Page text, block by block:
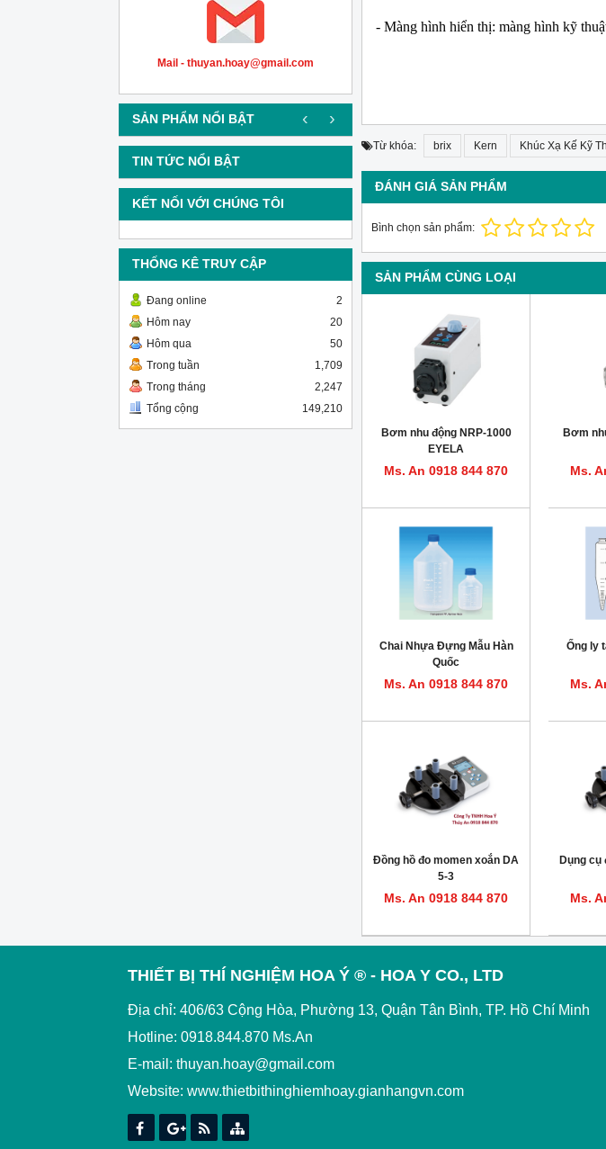
Mail - thuyan.hoay@gmail.com
SẢN PHẨM NỔI BẬT ‹ ›
TIN TỨC NỔI BẬT
KẾT NỐI VỚI CHÚNG TÔI
THỐNG KÊ TRUY CẬP
Đang online
2
Hôm nay
20
Hôm qua
50
Trong tuần
1,709
Trong tháng
2,247
Tổng cộng
149,210
- Màng hình hiển thị: màng hình kỹ
Từ khóa: brix Kern Khúc Xạ Kế Kỹ
ĐÁNH GIÁ SẢN PHẨM
Bình chọn sản phẩm:
SẢN PHẨM CÙNG LOẠI
Bơm nhu động NRP-1000
EYELA
Ms. An 0918 844 870
Bơm
Ms.
Chai Nhựa Đựng Mẫu Hàn
Quốc
Ms. An 0918 844 870
Ống ly
Ms.
Đồng hồ đo momen xoắn DA
5-3
Ms. An 0918 844 870
Dụng cụ
Ms.
THIẾT BỊ THÍ NGHIỆM HOA Ý ® - HOA Y CO., LTD
Địa chỉ: 406/63 Cộng Hòa, Phường 13, Quận Tân Bình, TP. Hồ Chí Minh
Hotline: 0918.844.870 Ms.An
E-mail: thuyan.hoay@gmail.com
Website: www.thietbithinghiemhoay.gianhangvn.com